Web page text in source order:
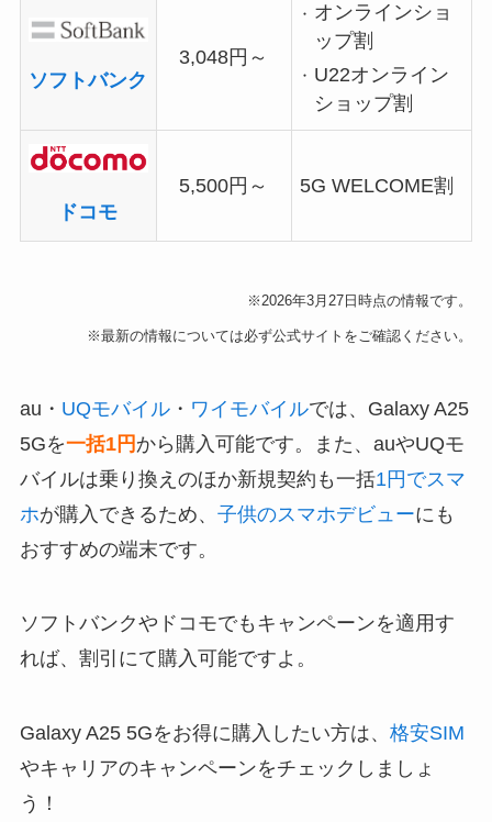
ソフトバンク
3,048円～
オンラインショ
ップ割
U22オンライン
ショップ割
ドコモ
5,500円～ 5G WELCOME割
※2026年3月27日時点の情報です。
※最新の情報については必ず公式サイトをご確認ください。
au・ UQモバイル・ ワイモバイルでは、Galaxy A25
5Gを一括1円 から購入可能です。また、auやUQモ
バイルは乗り換えのほか新規契約も一括1円でスマ
ホが購入できるため、 子供のスマホデビューにも
おすすめの端末です。
ソフトバンクやドコモでもキャンペーンを適用す
れば、割引にて購入可能ですよ。
Galaxy A25 5Gをお得に購入したい方は、 格安SIM
やキャリアのキャンペーンをチェックしましょ
う！